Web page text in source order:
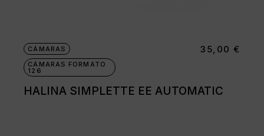
CÁMARAS
CÁMARAS FORMATO
126
HALINA SIMPLETTE EE AUTOMATIC
35,00 €